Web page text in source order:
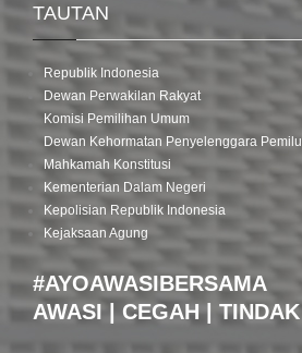
TAUTAN
Republik Indonesia
Dewan Perwakilan Rakyat
Komisi Pemilihan Umum
Dewan Kehormatan Penyelenggara Pemilu
Mahkamah Konstitusi
Kementerian Dalam Negeri
Kepolisian Republik Indonesia
Kejaksaan Agung
#AYOAWASIBERSAMA
AWASI | CEGAH | TINDAK